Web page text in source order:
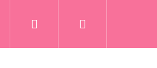
Bejelentkezés